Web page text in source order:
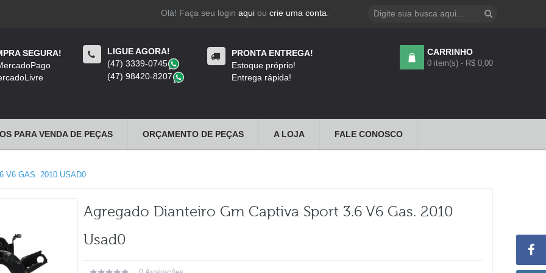
Olá! Faça seu login aquiou crie uma conta
SEGURA!
LIGUE AGORA!
(47) 3339-0745
(47) 98420-8207
PRONTA ENTREGA!
Estoque próprio!
Entrega rápida!
CARRINHO
0 item(s) - R$ 0,00
PARA VENDA DE PEÇAS ORÇAMENTO DE PEÇAS A LOJA FALE CONOSCO
V6 GAS. 2010 USAD0
Agregado Dianteiro Gm Captiva Sport 3.6 V6 Gas. 2010
Usad0